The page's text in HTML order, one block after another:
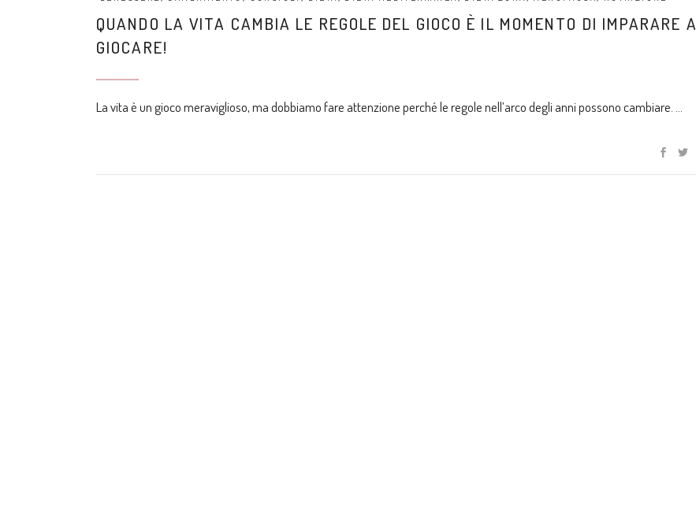
QUANDO LA VITA CAMBIA LE REGOLE DEL GIOCO È IL MOMENTO DI IMPARARE A
GIOCARE!
La vita è un gioco meraviglioso, ma dobbiamo fare attenzione perché le regole nell’arco degli anni possono cambiare.